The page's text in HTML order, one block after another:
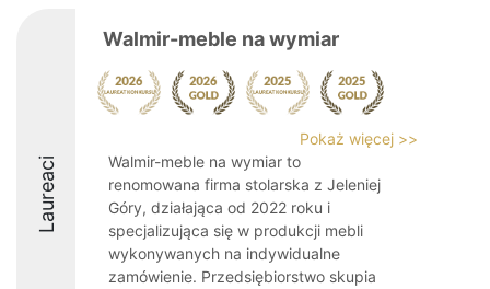
Laureaci
Walmir-meble na wymiar
Pokaż więcej >>
Walmir-meble na wymiar to
renomowana firma stolarska z Jeleniej
Góry, działająca od 2022 roku i
specjalizująca się w produkcji mebli
wykonywanych na indywidualne
zamówienie. Przedsiębiorstwo skupia